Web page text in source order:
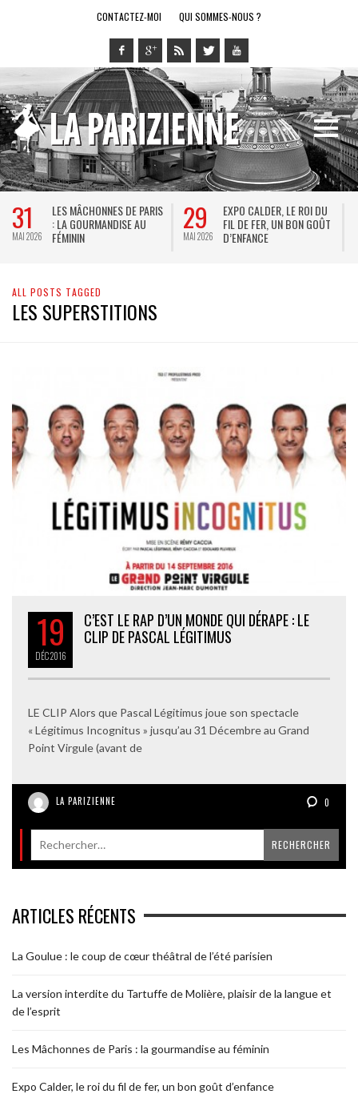
CONTACTEZ-MOI QUI SOMMES-NOUS ?
31
MAI 2026
LES MÂCHONNES DE PARIS
: LA GOURMANDISE AU
FÉMININ
29
MAI 2026
EXPO CALDER, LE ROI DU
FIL DE FER, UN BON GOÛT
D’ENFANCE
ALL POSTS TAGGED
LES SUPERSTITIONS
19
DÉC2016
C’EST LE RAP D’UN MONDE QUI DÉRAPE : LE
CLIP DE PASCAL LÉGITIMUS
LE CLIP Alors que Pascal Légitimus joue son spectacle
« Légitimus Incognitus » jusqu’au 31 Décembre au Grand
Point Virgule (avant de
LA PARIZIENNE 0
ARTICLES RÉCENTS
La Goulue : le coup de cœur théâtral de l’été parisien
La version interdite du Tartuffe de Molière, plaisir de la langue et
de l’esprit
Les Mâchonnes de Paris : la gourmandise au féminin
Expo Calder, le roi du fil de fer, un bon goût d’enfance